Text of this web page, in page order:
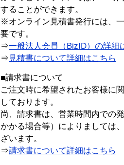
することができます。
※オンライン見積書発行には、
要です。
⇒一般法人会員（BizID）の詳細
⇒ 見積書について詳細はこちら
■請求書について
ご注文時に希望されたお客様に
しております。
尚、請求書は、営業時間内での
かかる場合等）によりましては
ざいます。
⇒請求書について詳細はこちら